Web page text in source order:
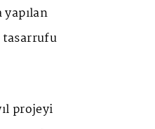
yapılan
tasarrufu
projeyi